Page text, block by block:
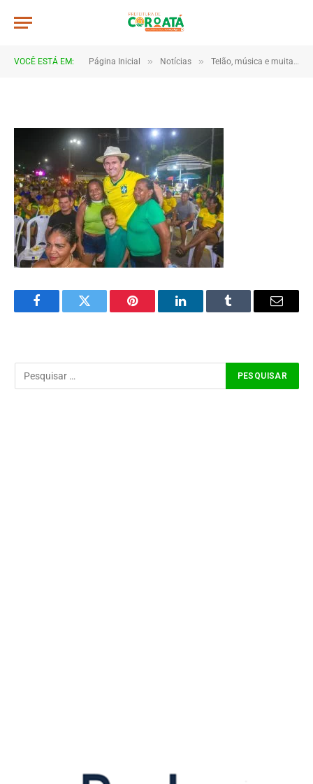
VOCÊ ESTÁ EM: Página Inicial » Notícias » Telão, música e muita torcida marcam estreia do Brasil em Coroatá
JWR_5171
FacebookTwitter Pinterest LinkedInTumblr Email